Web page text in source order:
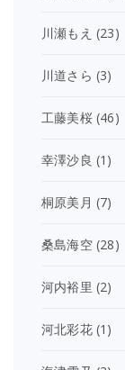
川瀬もえ (23)
川道さら (3)
工藤美桜(46)
幸澤沙良 (1)
桐原美月 (7)
桑島海空(28)
河内裕里 (2)
河北彩花(1)